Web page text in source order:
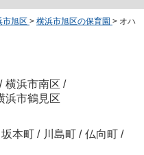
市旭区 > 横浜市旭区の保育園 > オハ
/ 横浜市南区 /
浜市鶴見区
坂本町 / 川島町 / 仏向町 /